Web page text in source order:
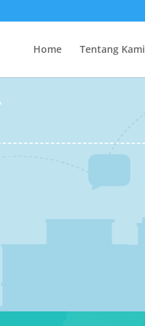
Home Tentang Kami